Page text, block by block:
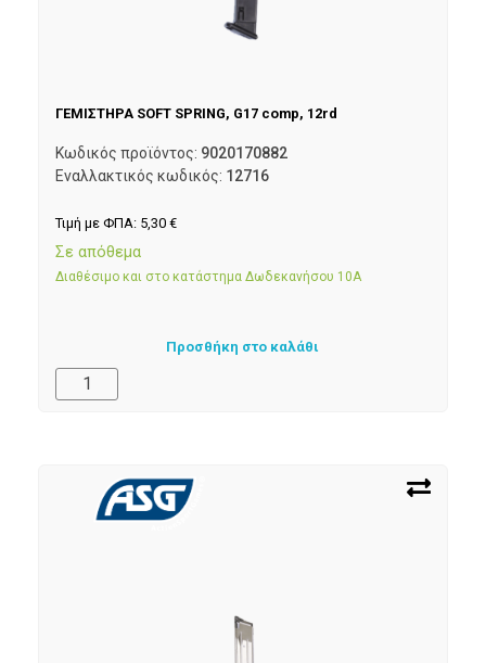
ΓΕΜΙΣΤΗΡΑ SOFT SPRING, G17 comp, 12rd
Κωδικός προϊόντος: 9020170882
Εναλλακτικός κωδικός: 12716
Τιμή με ΦΠΑ: 5,30 €
Σε απόθεμα
Διαθέσιμο και στο κατάστημα Δωδεκανήσου 10Α
Προσθήκη στο καλάθι